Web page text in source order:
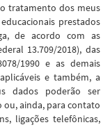
tratamento dos meus
prestados
de acordo com as
13.709/2018), das
1990 e as demais
e também, a
dados poderão ser
ou, ainda, para contato
ligações telefônicas,